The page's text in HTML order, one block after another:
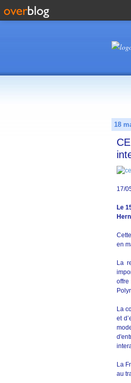
18
17/
Le
en
La
La
et
La
au